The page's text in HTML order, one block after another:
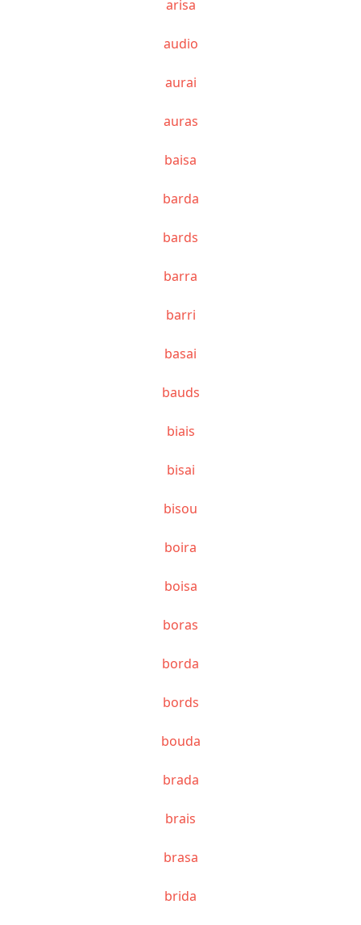
arisa
audio
aurai
auras
baisa
barda
bards
barra
barri
basai
bauds
biais
bisai
bisou
boira
boisa
boras
borda
bords
bouda
brada
brais
brasa
brida